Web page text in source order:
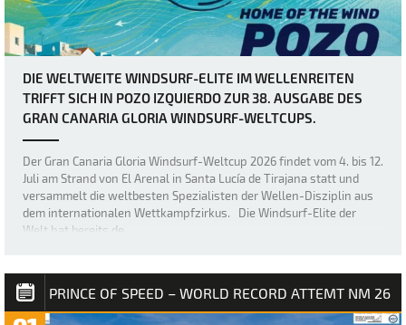
DIE WELTWEITE WINDSURF-ELITE IM WELLENREITEN
TRIFFT SICH IN POZO IZQUIERDO ZUR 38. AUSGABE DES
GRAN CANARIA GLORIA WINDSURF-WELTCUPS.
Der Gran Canaria Gloria Windsurf-Weltcup 2026 findet vom 4. bis 12.
Juli am Strand von El Arenal in Santa Lucía de Tirajana statt und
versammelt die weltbesten Spezialisten der Wellen-Disziplin aus
dem internationalen Wettkampfzirkus. Die Windsurf-Elite der
Welt hat bereits de…
PRINCE OF SPEED – WORLD RECORD ATTEMT NM 26